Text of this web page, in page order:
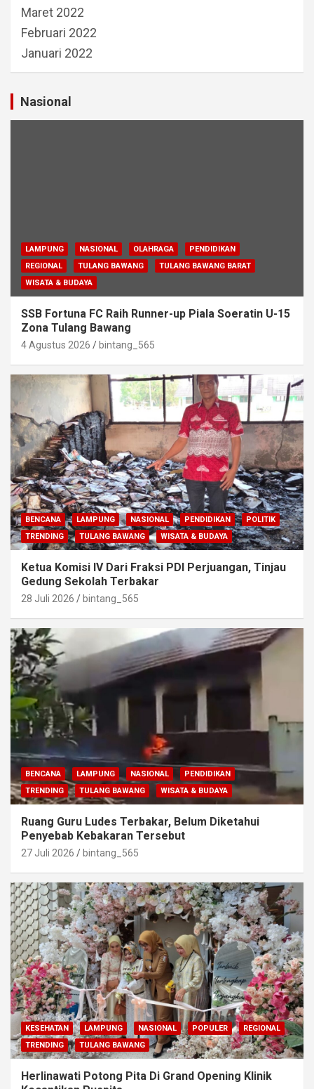
Maret 2022
Februari 2022
Januari 2022
Nasional
LAMPUNG NASIONAL OLAHRAGA
PENDIDIKAN
REGIONAL
TULANG BAWANG
TULANG BAWANG BARAT
WISATA & BUDAYA
SSB Fortuna FC Raih Runner-up Piala Soeratin U-15
Zona Tulang Bawang
4 Agustus 2026 bintang_565
BENCANA LAMPUNG NASIONAL PENDIDIKAN
POLITIK
TRENDING
TULANG BAWANG WISATA & BUDAYA
Ketua Komisi IV Dari Fraksi PDI Perjuangan, Tinjau
Gedung Sekolah Terbakar
28 Juli 2026 bintang_565
BENCANA LAMPUNG NASIONAL
PENDIDIKAN
TRENDING
TULANG BAWANG WISATA & BUDAYA
Ruang Guru Ludes Terbakar, Belum Diketahui
Penyebab Kebakaran Tersebut
27 Juli 2026 bintang_565
KESEHATAN LAMPUNG NASIONAL POPULER
REGIONAL
TRENDING
TULANG BAWANG
Herlinawati Potong Pita Di Grand Opening Klinik